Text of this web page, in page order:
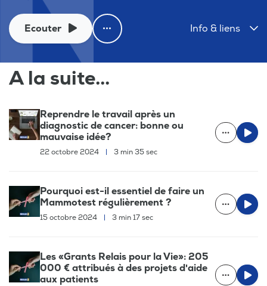
Ecouter Info & liens
A la suite...
Reprendre le travail après un
diagnostic de cancer: bonne ou
mauvaise idée?
22 octobre 2024 | 3 min 35 sec
Pourquoi est-il essentiel de faire un
Mammotest régulièrement ?
15 octobre 2024 | 3 min 17 sec
Les «Grants Relais pour la Vie»: 205
000 € attribués à des projets d'aide
aux patients